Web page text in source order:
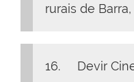
rurais de
16. Devir